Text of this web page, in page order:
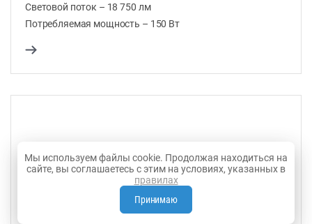
Световой поток – 18 750 лм
Потребляемая мощность – 150 Вт
Мы используем файлы cookie. Продолжая находиться на
сайте, вы соглашаетесь с этим на условиях, указанных в
правилах
Принимаю